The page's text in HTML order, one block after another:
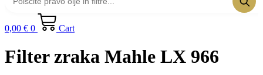
0,00 € 0 Cart
Filter zraka Mahle LX 966